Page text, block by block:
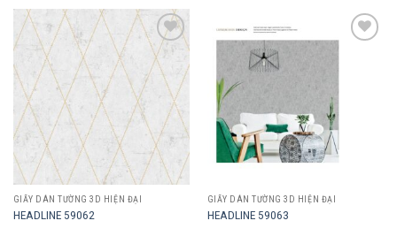
Add to
wishlist
GIẤY DÁN TƯỜNG 3D HIỆN ĐẠI
HEADLINE 59062
GIẤY DÁN TƯỜNG 3D HIỆN ĐẠI
HEADLINE 59063